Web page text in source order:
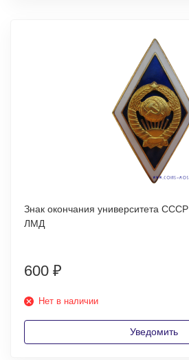
Знак окончания университета СССР Гор.эмаль. Винт
ЛМД
600 ₽
Нет в наличии
Уведомить